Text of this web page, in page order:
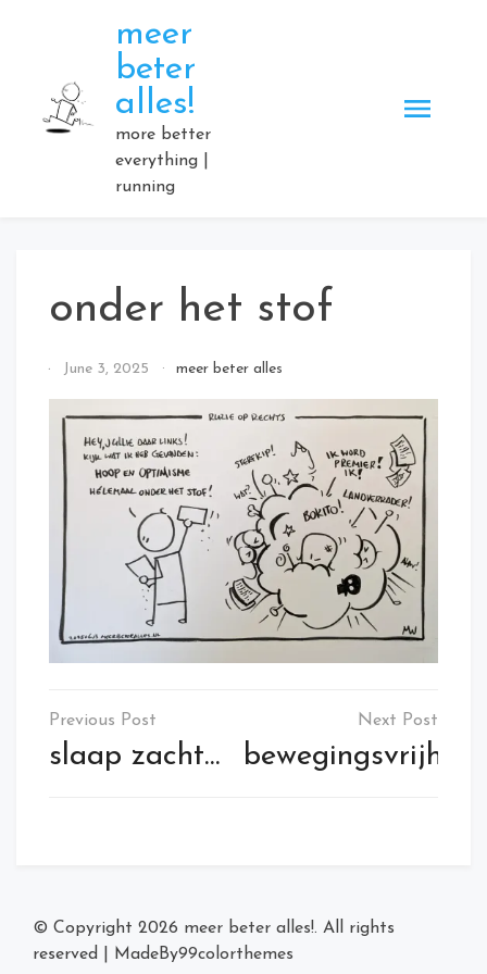
meer
beter
alles!
more better
everything |
running
onder het stof
ByJune 3, 2025 meer beter alles
Post
navigation
slaap zacht… bewegingsvrijheid
© Copyright 2026 meer beter alles!. All rights
reserved
MadeBy99colorthemes